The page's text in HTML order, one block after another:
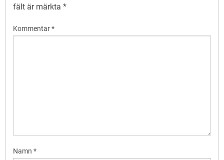
fält är märkta *
Kommentar*
Namn *